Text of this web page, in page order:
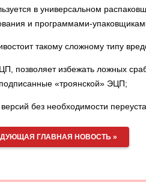
в универсальном
и программами-
такому сложному типу
позволяет избежать ложных
«троянской» ЭЦП;
без необходимости
ГЛАВНАЯ НОВОСТЬ »